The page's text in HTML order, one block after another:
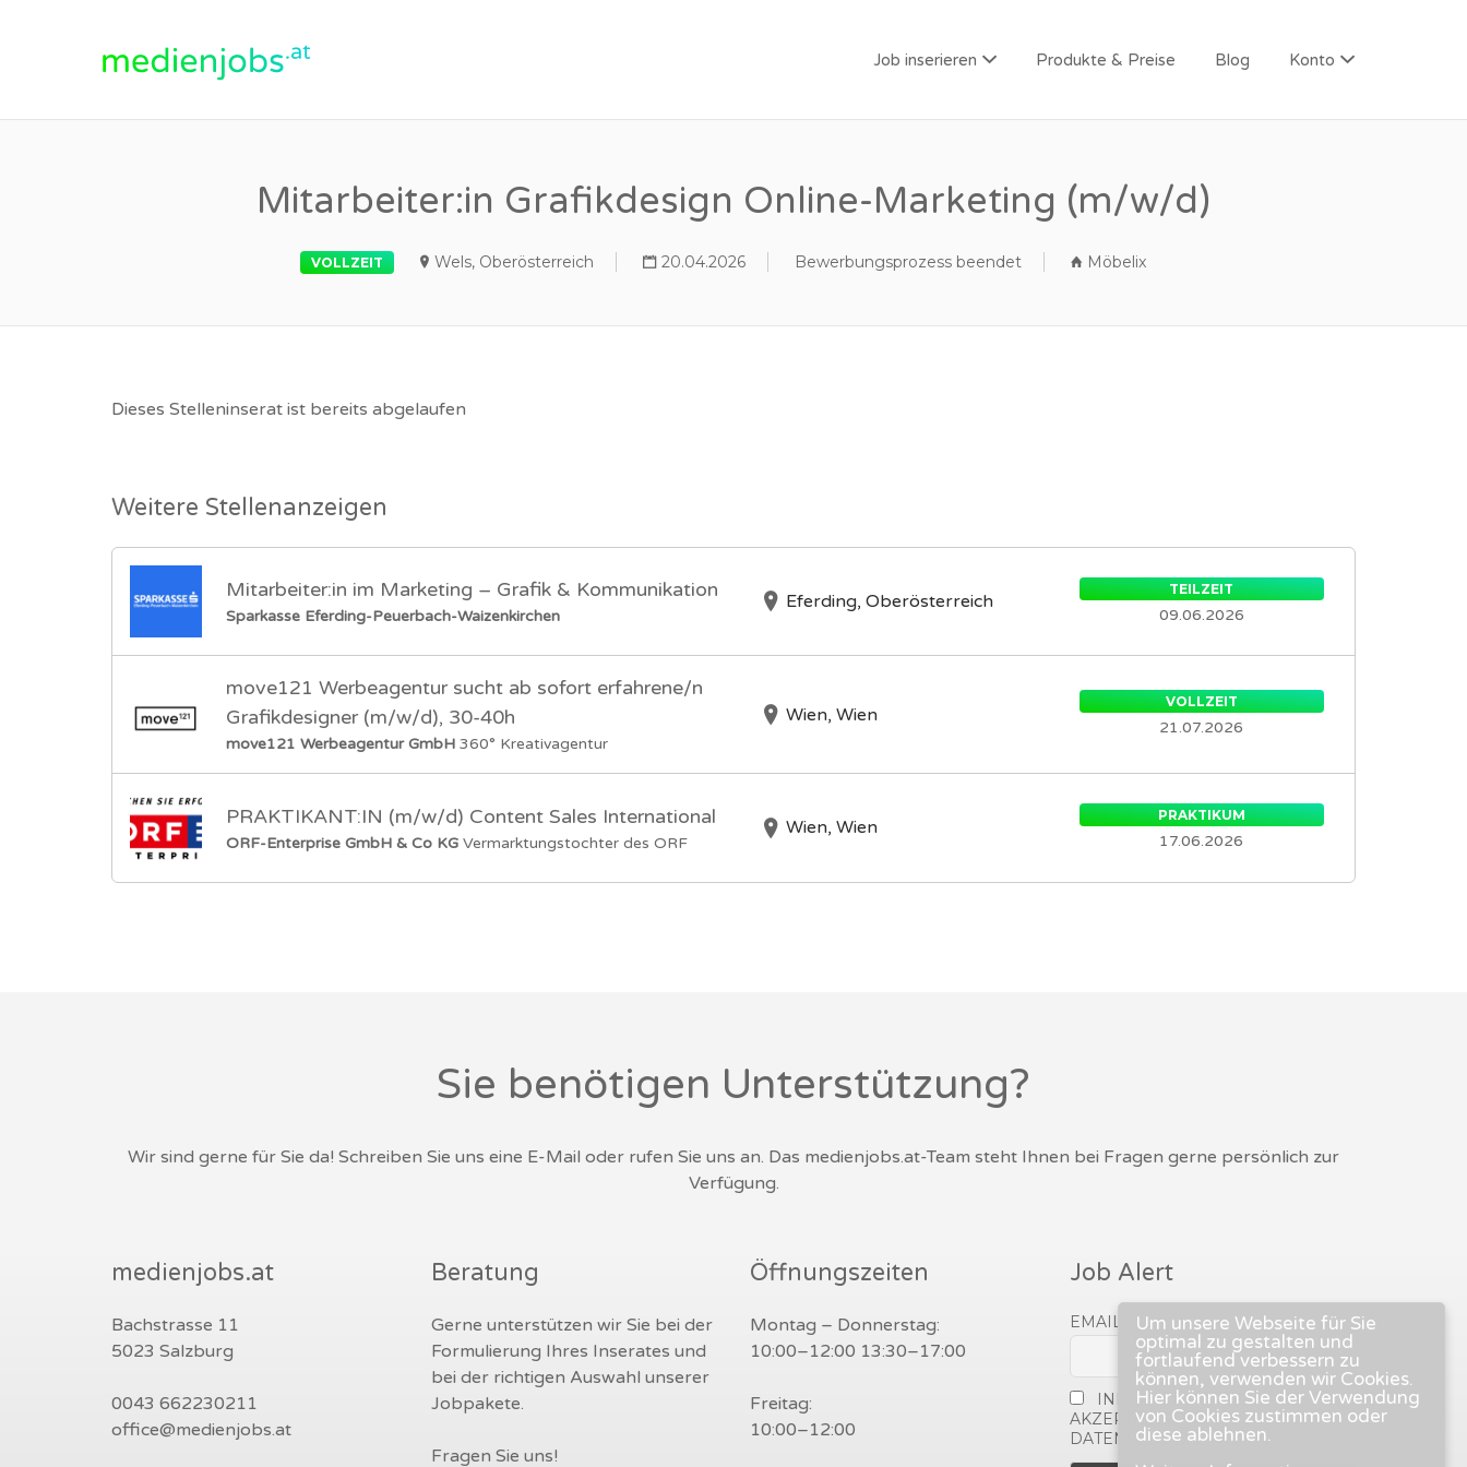
Job inserieren Produkte & Preise Blog Konto
Mitarbeiter:in Grafikdesign Online-Marketing (m/w/d)
VOLLZEIT Wels, Oberösterreich 20.04.2026 Bewerbungsprozess beendet Möbelix
Dieses Stelleninserat ist bereits abgelaufen
Weitere Stellenanzeigen
Mitarbeiter:in im Marketing – Grafik & Kommunikation
Sparkasse Eferding-Peuerbach-Waizenkirchen
Eferding, Oberösterreich
TEILZEIT
09.06.2026
move121 Werbeagentur sucht ab sofort erfahrene/n
Grafikdesigner (m/w/d), 30-40h
move121 Werbeagentur GmbH 360° Kreativagentur
Wien, Wien
VOLLZEIT
21.07.2026
PRAKTIKANT:IN (m/w/d) Content Sales International
ORF-Enterprise GmbH & Co KG Vermarktungstochter des ORF
Wien, Wien
PRAKTIKUM
17.06.2026
Sie benötigen Unterstützung?
Wir sind gerne für Sie da! Schreiben Sie uns eine E-Mail oder rufen Sie uns an. Das medienjobs.at-Team steht Ihnen bei Fragen gerne persönlich zur
Verfügung.
medienjobs.at
Bachstrasse 11
5023 Salzburg
0043 662230211
office@medienjobs.at
Beratung
Gerne unterstützen wir Sie bei der
Formulierung Ihres Inserates und
bei der richtigen Auswahl unserer
Jobpakete.
Fragen Sie uns!
Öffnungszeiten
Montag – Donnerstag:
10:00–12:00 13:30–17:00
Freitag:
10:00–12:00
Job Alert
EMAIL
INDEM DU FORTFÄHRST,
AKZEPTIERST DU UNSERE
DATENSCHUTZERKLÄRUNG.
Um unsere Webseite für Sie
optimal zu gestalten und
fortlaufend verbessern zu
können, verwenden wir Cookies.
Hier können Sie der Verwendung
von Cookies zustimmen oder
diese ablehnen.